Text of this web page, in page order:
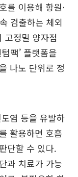
를 이용해 항원·
검출하는 체외
고정밀 양자점
팩’ 플랫폼을
나노 단위로 정
염 등을 유발하
활용하면 호흡
단할 수 있다.
과 치료가 가능